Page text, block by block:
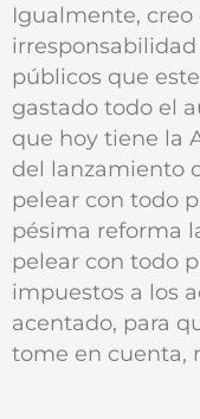
Igualmente,
públicos que
gastado todo el
que hoy tiene la
del lanzamiento
pelear con todo
pésima reforma
pelear con todo
impuestos a los
acentado, para
tome en cuenta,